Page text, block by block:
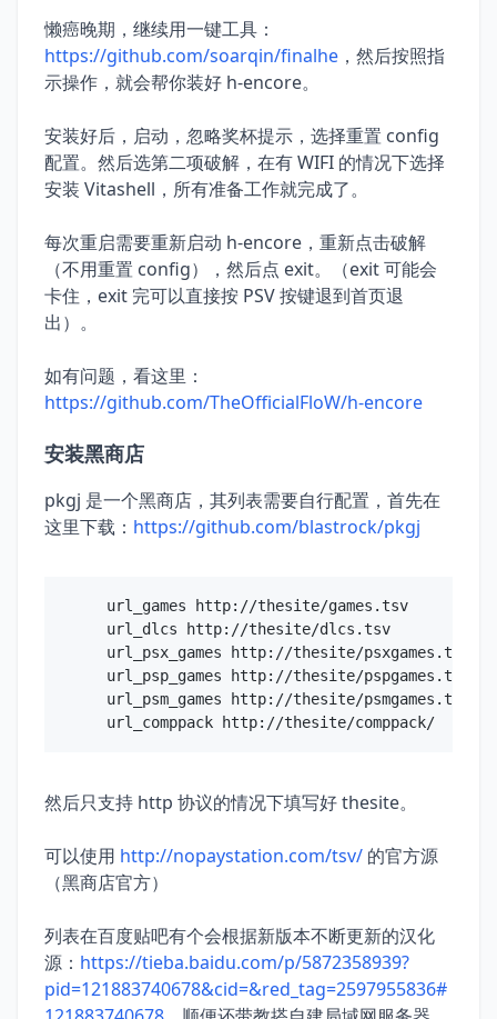
懒癌晚期，继续用一键工具：
https://github.com/soarqin/finalhe ，然后按照指
示操作，就会帮你装好 h-encore。
安装好后，启动，忽略奖杯提示，选择重置 config
配置。然后选第二项破解，在有 WIFI 的情况下选择
安装 Vitashell，所有准备工作就完成了。
每次重启需要重新启动 h-encore，重新点击破解
（不用重置 config），然后点 exit。（exit 可能会
卡住，exit 完可以直接按 PSV 按键退到首页退
出）。
如有问题，看这里：
https://github.com/TheOfficialFloW/h-encore
安装黑商店
pkgj 是一个黑商店，其列表需要自行配置，首先在
这里下载： https://github.com/blastrock/pkgj
url_games http://thesite/games.tsv
url_dlcs http://thesite/dlcs.tsv
url_psx_games http://thesite/psxgames.tsv
url_psp_games http://thesite/pspgames.tsv
url_psm_games http://thesite/psmgames.tsv
然后只支持 http 协议的情况下填写好 thesite。
可以使用 http://nopaystation.com/tsv/ 的官方源
（黑商店官方）
列表在百度贴吧有个会根据新版本不断更新的汉化
源： https://tieba.baidu.com/p/5872358939?
pid=121883740678&cid=&red_tag=2597955836#